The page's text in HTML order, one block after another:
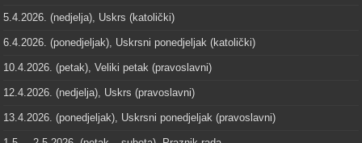
5.4.2026. (nedjelja), Uskrs (katolički)
6.4.2026. (ponedjeljak), Uskrsni ponedjeljak (katolički)
10.4.2026. (petak), Veliki petak (pravoslavni)
12.4.2026. (nedjelja), Uskrs (pravoslavni)
13.4.2026. (ponedjeljak), Uskrsni ponedjeljak (pravoslavni)